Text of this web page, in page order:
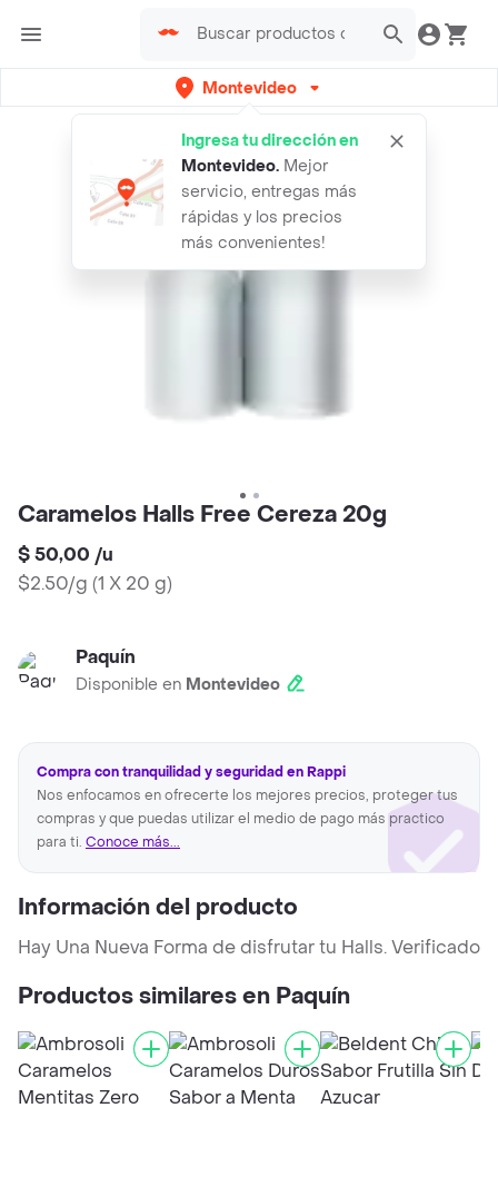
Montevideo
Ingresa tu dirección en
Montevideo. Mejor
servicio, entregas más
rápidas y los precios
más convenientes!
Caramelos Halls Free Cereza 20g
$ 50,00 /u
$2.50/g (1 X 20 g)
Paquín
Disponible en Montevideo
Compra con tranquilidad y seguridad en Rappi
Nos enfocamos en ofrecerte los mejores precios, proteger tus
compras y que puedas utilizar el medio de pago más practico
para ti. Conoce más...
Información del producto
Hay Una Nueva Forma de disfrutar tu Halls. Verificado
Productos similares en Paquín